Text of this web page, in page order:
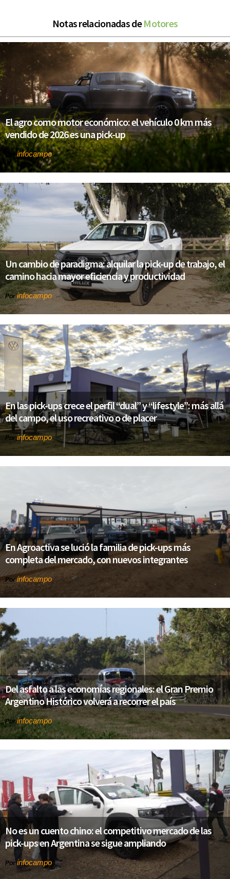
Notas relacionadas deMotores
El agro como motor económico: el vehículo 0 km más
vendido de 2026 es una pick-up
Porinfocampo
Un cambio de paradigma: alquilar la pick-up de trabajo, el
camino hacia mayor eficiencia y productividad
Porinfocampo
En las pick-ups crece el perfil “dual” y “lifestyle”: más allá
del campo, el uso recreativo o de placer
Por infocampo
En Agroactiva se lució la familia de pick-ups más
completa del mercado, con nuevos integrantes
Porinfocampo
Del asfalto a las economías regionales: el Gran Premio
Argentino Histórico volverá a recorrer el país
Porinfocampo
No es un cuento chino: el competitivo mercado de las
pick-ups en Argentina se sigue ampliando
Porinfocampo